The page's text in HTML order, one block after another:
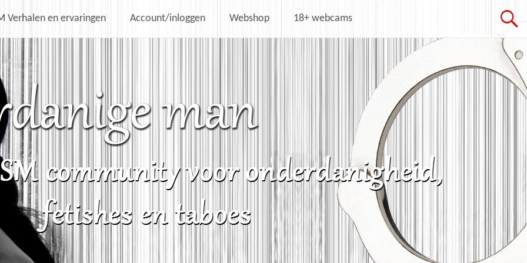
Verhalen en ervaringen Account/inloggen Webshop 18+ webcams